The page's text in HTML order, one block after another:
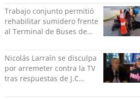
Trabajo conjunto permitió
rehabilitar sumidero frente
al Terminal de Buses de
Nicolás Larraín se disculpa
por arremeter contra la TV
tras respuestas de J.C